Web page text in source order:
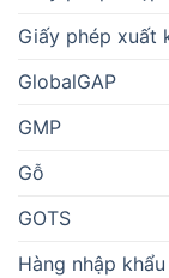
Giấy phép xuất
GlobalGAP
GMP
Gỗ
GOTS
Hàng nhập